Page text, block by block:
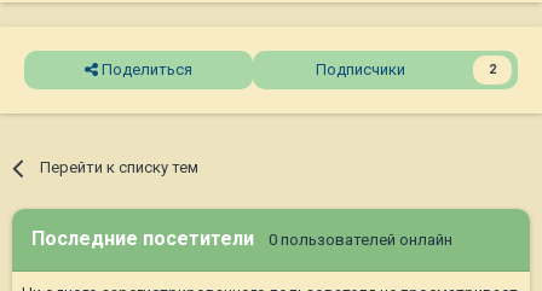
Поделиться Подписчики 2
Перейти к списку тем
Последние посетители 0 пользователей онлайн